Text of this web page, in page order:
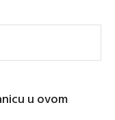
u ovom